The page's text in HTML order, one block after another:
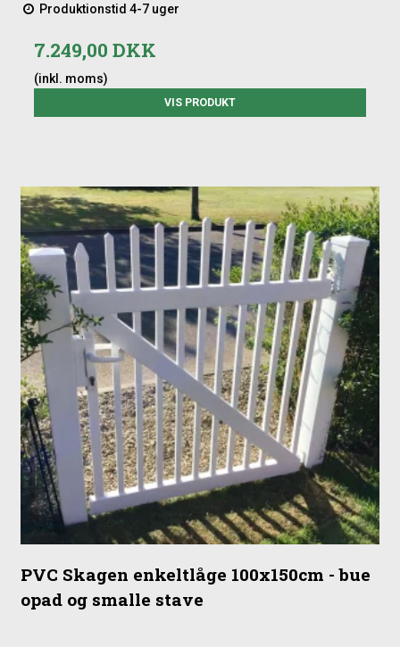
Produktionstid 4-7 uger
7.249,00 DKK
(inkl. moms)
VIS PRODUKT
PVC Skagen enkeltlåge 100x150cm - bue
opad og smalle stave